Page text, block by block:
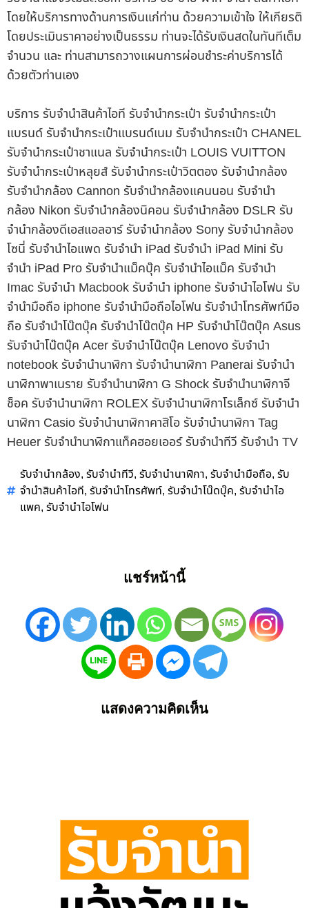
โดยให้บริการทางด้านการเงินแก่ท่าน ด้วยความเข้าใจ ให้เกียรติ
โดยประเมินราคาอย่างเป็นธรรม ท่านจะได้รับเงินสดในทันทีเต็ม
จำนวน และ ท่านสามารถวางแผนการผ่อนชำระค่าบริการได้
ด้วยตัวท่านเอง
บริการ รับจำนำสินค้าไอที รับจำนำกระเป๋า รับจำนำกระเป๋า
แบรนด์ รับจำนำกระเป๋าแบรนด์เนม รับจำนำกระเป๋า CHANEL
รับจำนำกระเป๋าชาแนล รับจำนำกระเป๋า LOUIS VUITTON
รับจำนำกระเป๋าหลุยส์ รับจำนำกระเป๋าวิตตอง รับจำนำกล้อง
รับจำนำกล้อง Cannon รับจำนำกล้องแคนนอน รับจำนำ
กล้อง Nikon รับจำนำกล้องนิคอน รับจำนำกล้อง DSLR รับ
จำนำกล้องดีเอสแอลอาร์ รับจำนำกล้อง Sony รับจำนำกล้อง
โซนี่ รับจำนำไอแพด รับจำนำ iPad รับจำนำ iPad Mini รับ
จำนำ iPad Pro รับจำนำแม็คบุ๊ค รับจำนำไอแม็ค รับจำนำ
Imac รับจำนำ Macbook รับจำนำ iphone รับจำนำไอโฟน รับ
จำนำมือถือ iphone รับจำนำมือถือไอโฟน รับจำนำโทรศัพท์มือ
ถือ รับจำนำโน๊ตบุ๊ค รับจำนำโน๊ตบุ๊ค HP รับจำนำโน๊ตบุ๊ค Asus
รับจำนำโน๊ตบุ๊ค Acer รับจำนำโน๊ตบุ๊ค Lenovo รับจำนำ
notebook รับจำนำนาฬิกา รับจำนำนาฬิกา Panerai รับจำนำ
นาฬิกาพาเนราย รับจำนำนาฬิกา G Shock รับจำนำนาฬิกาจี
ช็อค รับจำนำนาฬิกา ROLEX รับจำนำนาฬิกาโรเล็กซ์ รับจำนำ
นาฬิกา Casio รับจำนำนาฬิกาคาสิโอ รับจำนำนาฬิกา Tag
Heuer รับจำนำนาฬิกาแท็คฮอยเออร์ รับจำนำทีวี รับจำนำ TV
รับจำนำกล้อง, รับจำนำทีวี, รับจำนำนาฬิกา, รับจำนำมือถือ, รับ
จำนำสินค้าไอที, รับจำนำโทรศัพท์, รับจำนำโน๊ดบุ๊ค, รับจำนำไอ
แพค, รับจำนำไอโฟน
แชร์หน้านี้
แสดงความคิดเห็น